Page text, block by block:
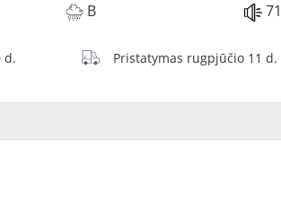
B 71
d. Pristatymas rugpjūčio 11 d.